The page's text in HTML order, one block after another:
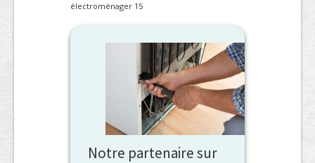
électroménager 15
Notre partenaire sur